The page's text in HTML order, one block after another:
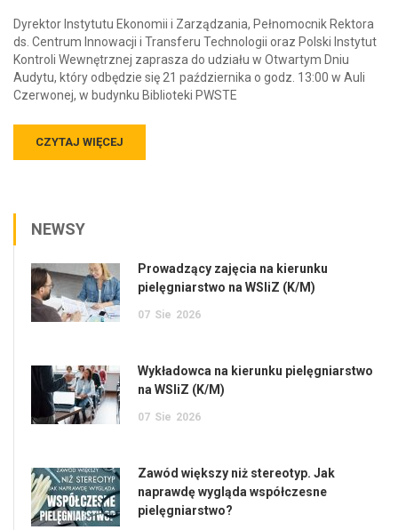
Dyrektor Instytutu Ekonomii i Zarządzania, Pełnomocnik Rektora
ds. Centrum Innowacji i Transferu Technologii oraz Polski Instytut
Kontroli Wewnętrznej zaprasza do udziału w Otwartym Dniu
Audytu, który odbędzie się 21 października o godz. 13:00 w Auli
Czerwonej, w budynku Biblioteki PWSTE
CZYTAJ WIĘCEJ
NEWSY
Prowadzący zajęcia na kierunku
pielęgniarstwo na WSIiZ (K/M)
07 Sie 2026
Wykładowca na kierunku pielęgniarstwo
na WSIiZ (K/M)
07 Sie 2026
Zawód większy niż stereotyp. Jak
naprawdę wygląda współczesne
pielęgniarstwo?